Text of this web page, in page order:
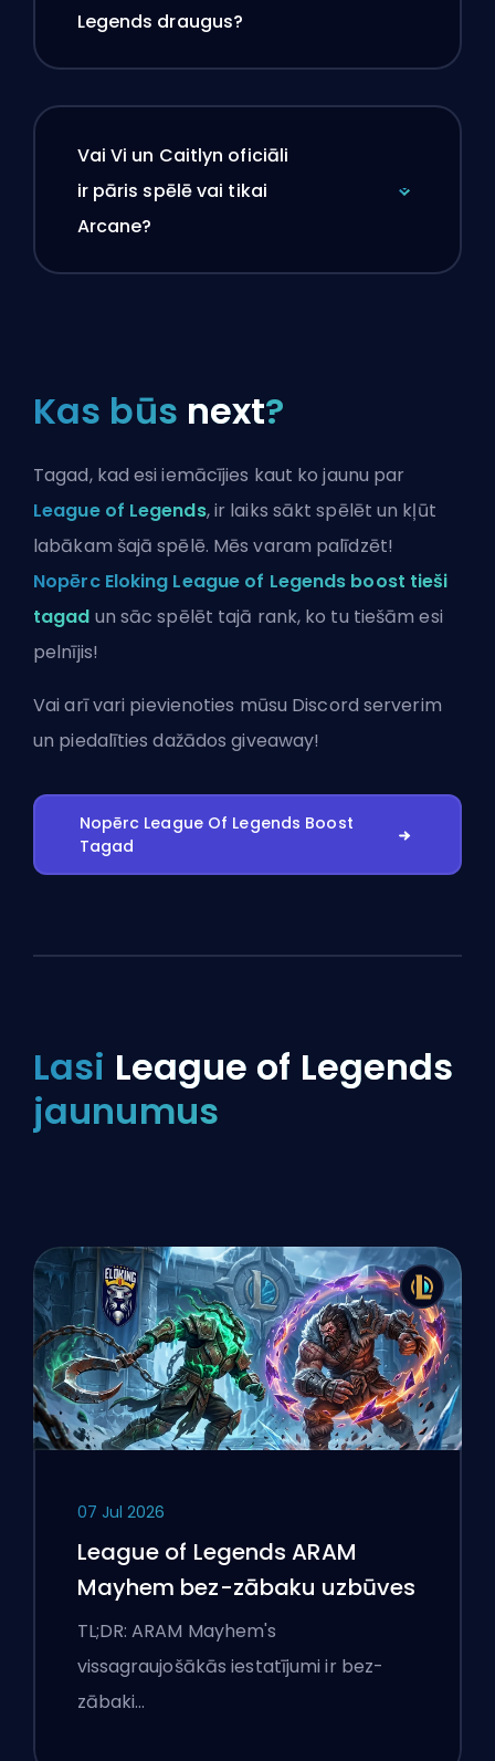
Legends draugus?
Vai Vi un Caitlyn oficiāli
ir pāris spēlē vai tikai
Arcane?
Kas būs next?
Tagad, kad esi iemācījies kaut ko jaunu par
League of Legends, ir laiks sākt spēlēt un kļūt
labākam šajā spēlē. Mēs varam palīdzēt!
Nopērc Eloking League of Legends boost tieši
tagad un sāc spēlēt tajā rank, ko tu tiešām esi
pelnījis!
Vai arī vari pievienoties mūsu Discord serverim
un piedalīties dažādos giveaway!
Nopērc League Of Legends Boost
Tagad
Lasi League of Legends
jaunumus
07 Jul 2026
League of Legends ARAM
Mayhem bez-zābaku uzbūves
TL;DR: ARAM Mayhem's
vissagraujošākās iestatījumi ir bez-
zābaki…